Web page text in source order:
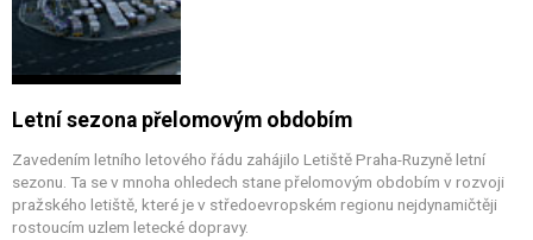
Letní sezona přelomovým obdobím
Zavedením letního letového řádu zahájilo Letiště Praha-Ruzyně letní
sezonu. Ta se v mnoha ohledech stane přelomovým obdobím v rozvoji
pražského letiště, které je v středoevropském regionu nejdynamičtěji
rostoucím uzlem letecké dopravy.